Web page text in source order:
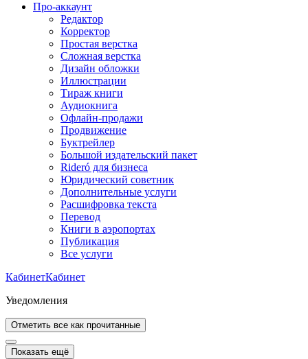
Про-аккаунт
Редактор
Корректор
Простая верстка
Сложная верстка
Дизайн обложки
Иллюстрации
Тираж книги
Аудиокнига
Офлайн-продажи
Продвижение
Буктрейлер
Большой издательский пакет
Rideró для бизнеса
Юридический советник
Дополнительные услуги
Расшифровка текста
Перевод
Книги в аэропортах
Публикация
Все услуги
КабинетКабинет
Уведомления
Отметить все как прочитанные
Показать ещё